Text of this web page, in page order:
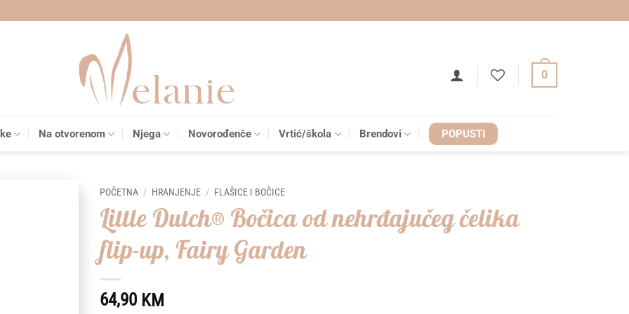
0
Na otvorenom Njega Novorođenče Vrtić/škola Brendovi POPUSTI
POČETNA / HRANJENJE / FLAŠICE I BOČICE
Little Dutch® Bočica od nehrđajučeg čelika
flip-up, Fairy Garden
64,90 KM